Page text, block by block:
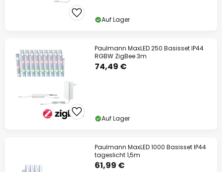
Auf Lager
Paulmann MaxLED 250 Basisset IP44
RGBW ZigBee 3m
74,49 €
Auf Lager
Paulmann MaxLED 1000 Basisset IP44
tageslicht 1,5m
61,99 €